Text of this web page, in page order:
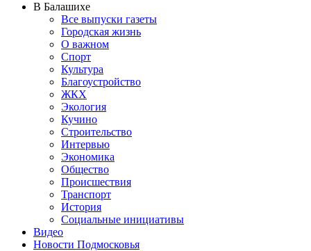
В Балашихе
Все выпуски газеты
Городская жизнь
О важном
Спорт
Культура
Благоустройство
ЖКХ
Экология
Кучино
Строительство
Интервью
Экономика
Общество
Происшествия
Транспорт
История
Социальные инициативы
Видео
Новости Подмосковья